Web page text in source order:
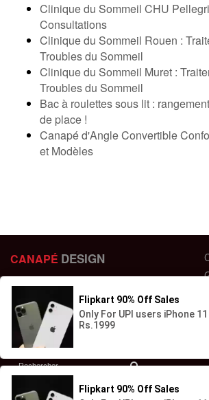
Clinique du Sommeil CHU
Consultations
Clinique du Sommeil Rouen :
Troubles du Sommeil
Clinique du Sommeil Muret :
Troubles du Sommeil
Bac à roulettes sous lit :
de place !
Canapé d'Angle Convertible
et Modèles
CANAPÉ DESIGN
44 bis Rue des Bardines
63370 Lempdes, France
+33 658358352
Contactez-nous